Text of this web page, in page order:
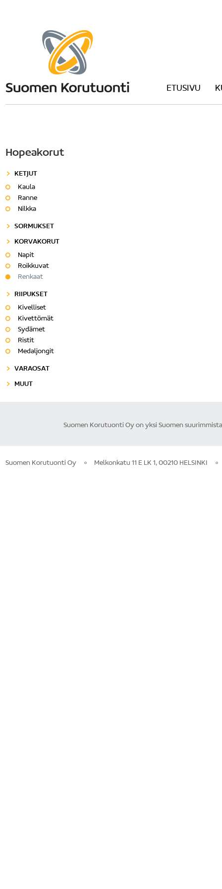
ETUSIVU
Hopeakorut
KETJUT
Kaula
Ranne
Nilkka
SORMUKSET
KORVAKORUT
Napit
Roikkuvat
Renkaat
RIIPUKSET
Kivelliset
Kivettömät
Sydämet
Ristit
Medaljongit
VARAOSAT
MUUT
Suomen Korutuonti Oy on yksi Suomen
Suomen Korutuonti Oy Melkonkatu 11 E LK 1, 00210 HELSINKI